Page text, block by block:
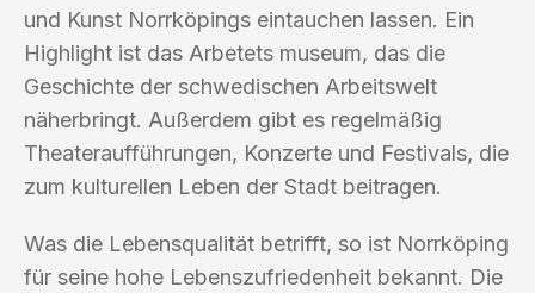
und Kunst Norrköpings eintauchen lassen. Ein
Highlight ist das Arbetets museum, das die
Geschichte der schwedischen Arbeitswelt
näherbringt. Außerdem gibt es regelmäßig
Theateraufführungen, Konzerte und Festivals, die
zum kulturellen Leben der Stadt beitragen.
Was die Lebensqualität betrifft, so ist Norrköping
für seine hohe Lebenszufriedenheit bekannt. Die